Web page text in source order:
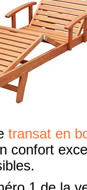
transat en
confort